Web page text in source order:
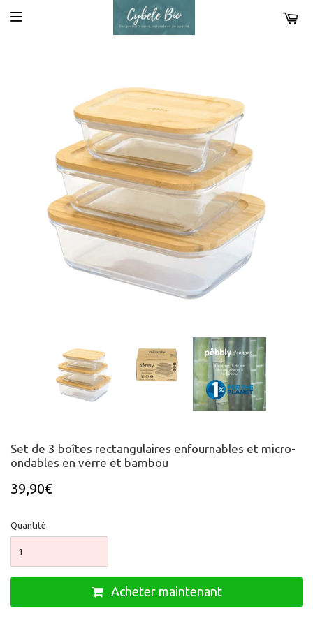
Set de 3 boîtes rectangulaires enfournables et micro-
ondables en verre et bambou
39,90€
Quantité
Acheter maintenant